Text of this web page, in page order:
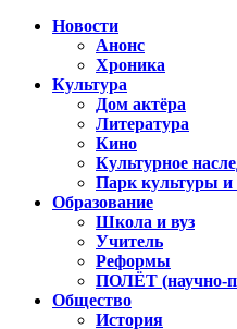
Новости
Анонс
Хроника
Культура
Дом актёра
Литература
Кино
Культурное
Парк культуры и
Образование
Школа и вуз
Учитель
Реформы
ПОЛЁТ (научно-
Общество
История